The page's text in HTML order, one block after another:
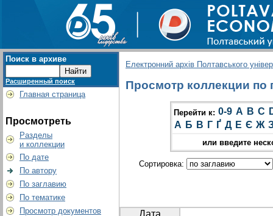
Поиск в архиве
Расширенный поиск
Главная страница
Просмотреть
Разделы
и коллекции
По дате
По автору
По заглавию
По тематике
Просмотр документов
Електронний архів Полтавського
Просмотр коллекции по
Перейти к: 0-9 A B C
А Б В Г Ґ Д Е Є Ж
или введите
Сортировка: